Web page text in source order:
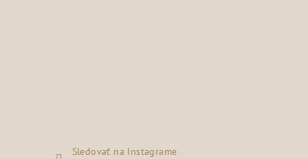
Sledovať na Instagrame